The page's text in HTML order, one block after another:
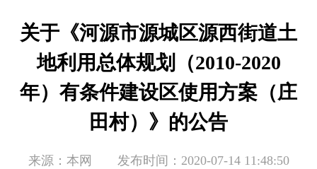
关于《河源市源城区源西街道土
地利用总体规划（2010-2020
年）有条件建设区使用方案（庄
田村）》的公告
来源：本网 发布时间：2020-07-14 11:48:50